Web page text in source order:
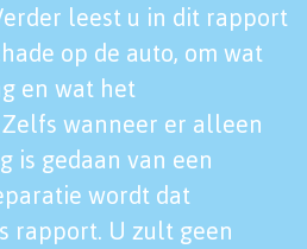
leest u in dit rapport
op de auto, om wat
en wat het
wanneer er alleen
is gedaan van een
wordt dat
rapport. U zult geen